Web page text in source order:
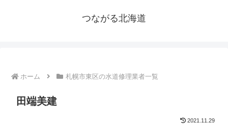
つながる北海道
ホーム 札幌市東区の水道修理業者一覧
田端美建
2021.11.29